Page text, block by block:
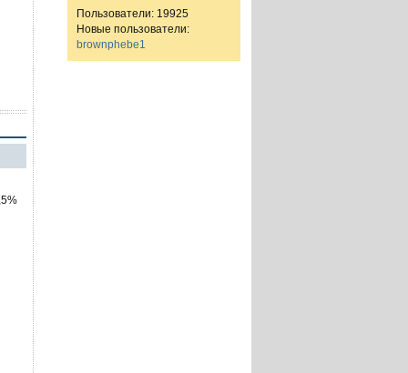
Пользователи: 19925
Новые пользователи:
brownphebe1